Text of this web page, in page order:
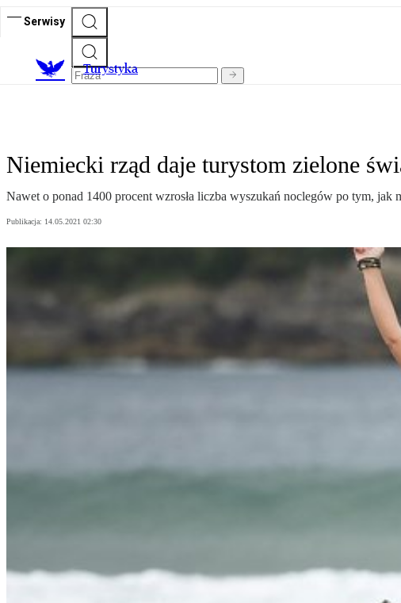
Serwisy
Turystyka
Niemiecki rząd daje turystom zielone
Nawet o ponad 1400 procent wzrosła liczba wyszukań noclegów po tym,
Publikacja: 14.05.2021 02:30